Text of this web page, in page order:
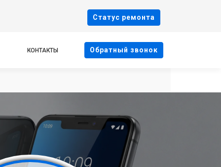
Cтатус ремонта
КОНТАКТЫ Oбратный звонок